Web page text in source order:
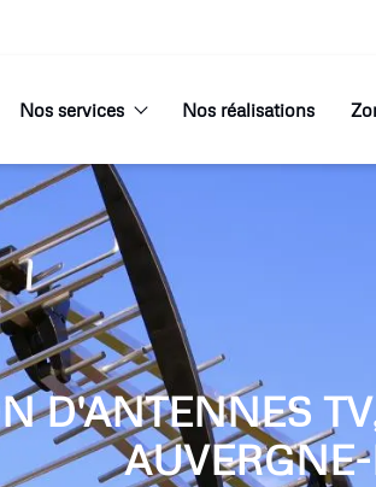
Nos services Nos réalisations
D'ANTENNES